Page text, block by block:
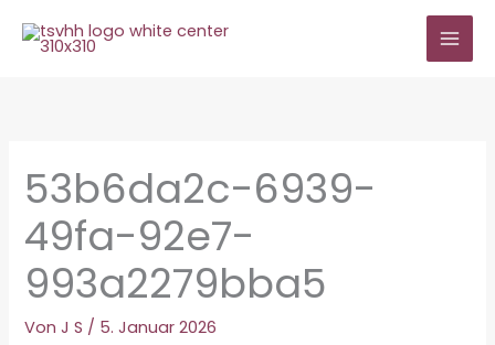
Inhalt
53b6da2c-6939-
49fa-92e7-
993a2279bba5
VonJ S / 5. Januar 2026